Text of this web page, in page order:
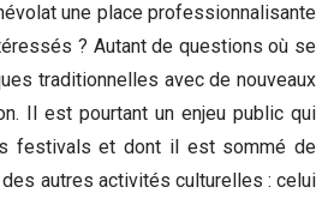
une place professionnalisante
? Autant de questions où se
traditionnelles avec de nouveaux
Il est pourtant un enjeu public qui
festivals et dont il est sommé de
des autres activités culturelles : celui